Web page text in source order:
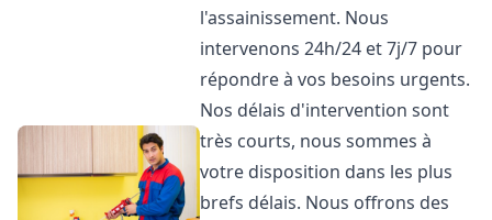
l'assainissement. Nous
intervenons 24h/24 et 7j/7 pour
répondre à vos besoins urgents.
Nos délais d'intervention sont
très courts, nous sommes à
votre disposition dans les plus
brefs délais. Nous offrons des